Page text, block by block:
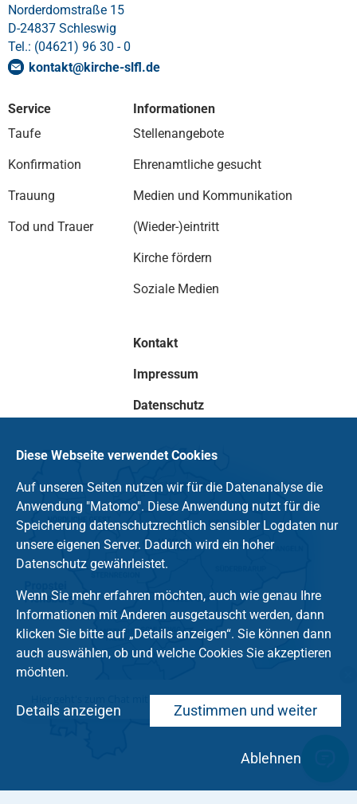
Norderdomstraße 15
D-24837 Schleswig
Tel.: (04621) 96 30 - 0
kontakt@kirche-slfl.de
Service
Taufe
Konfirmation
Trauung
Tod und Trauer
Informationen
Stellenangebote
Ehrenamtliche gesucht
Medien und Kommunikation
(Wieder-)eintritt
Kirche fördern
Soziale Medien
Kontakt
Impressum
Datenschutz
Diese Webseite verwendet Cookies
Auf unseren Seiten nutzen wir für die Datenanalyse die
Anwendung "Matomo". Diese Anwendung nutzt für die
Speicherung datenschutzrechtlich sensibler Logdaten nur
unsere eigenen Server. Dadurch wird ein hoher
Datenschutz gewährleistet.
Wenn Sie mehr erfahren möchten, auch wie genau Ihre
Informationen mit Anderen ausgetauscht werden, dann
klicken Sie bitte auf „Details anzeigen“. Sie können dann
auch auswählen, ob und welche Cookies Sie akzeptieren
möchten.
Zustimmen und weiter
Details anzeigen
Ablehnen
Hier geht's zum Chat mit dem Team des Kirchenkreises